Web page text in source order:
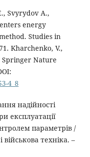
Svyrydov A.,
energy
Studies in
Kharchenko, V.,
Springer Nature
4_8
надійності
експлуатації
параметрів /
техніка. –